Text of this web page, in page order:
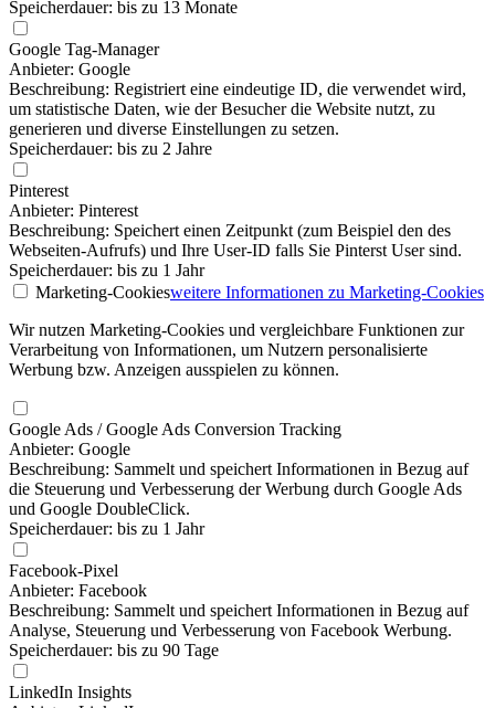
Speicherdauer: bis zu 13 Monate
Google Tag-Manager
Anbieter: Google
Beschreibung: Registriert eine eindeutige ID, die verwendet wird,
um statistische Daten, wie der Besucher die Website nutzt, zu
generieren und diverse Einstellungen zu setzen.
Speicherdauer: bis zu 2 Jahre
Pinterest
Anbieter: Pinterest
Beschreibung: Speichert einen Zeitpunkt (zum Beispiel den des
Webseiten-Aufrufs) und Ihre User-ID falls Sie Pinterst User sind.
Speicherdauer: bis zu 1 Jahr
Marketing-Cookiesweitere Informationen zu Marketing-Cookies
Wir nutzen Marketing-Cookies und vergleichbare Funktionen zur
Verarbeitung von Informationen, um Nutzern personalisierte
Werbung bzw. Anzeigen ausspielen zu können.
Google Ads / Google Ads Conversion Tracking
Anbieter: Google
Beschreibung: Sammelt und speichert Informationen in Bezug auf
die Steuerung und Verbesserung der Werbung durch Google Ads
und Google DoubleClick.
Speicherdauer: bis zu 1 Jahr
Facebook-Pixel
Anbieter: Facebook
Beschreibung: Sammelt und speichert Informationen in Bezug auf
Analyse, Steuerung und Verbesserung von Facebook Werbung.
Speicherdauer: bis zu 90 Tage
LinkedIn Insights